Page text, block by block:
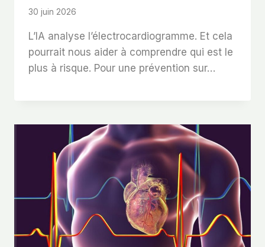
30 juin 2026
L’IA analyse l’électrocardiogramme. Et cela
pourrait nous aider à comprendre qui est le
plus à risque. Pour une prévention sur…